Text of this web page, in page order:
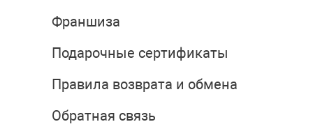
Франшиза
Подарочные сертификаты
Правила возврата и обмена
Обратная связь